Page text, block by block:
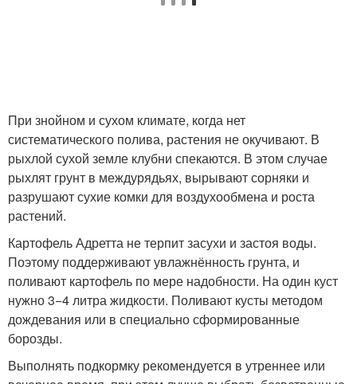
При знойном и сухом климате, когда нет
систематического полива, растения не окучивают. В
рыхлой сухой земле клубни спекаются. В этом случае
рыхлят грунт в междурядьях, вырывают сорняки и
разрушают сухие комки для воздухообмена и роста
растений.
Картофель Адретта не терпит засухи и застоя воды.
Поэтому поддерживают увлажнённость грунта, и
поливают картофель по мере надобности. На один куст
нужно 3−4 литра жидкости. Поливают кусты методом
дождевания или в специально сформированные
борозды.
Выполнять подкормку рекомендуется в утреннее или